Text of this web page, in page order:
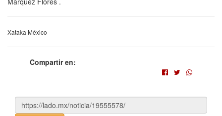
Xataka México
Compartir en: